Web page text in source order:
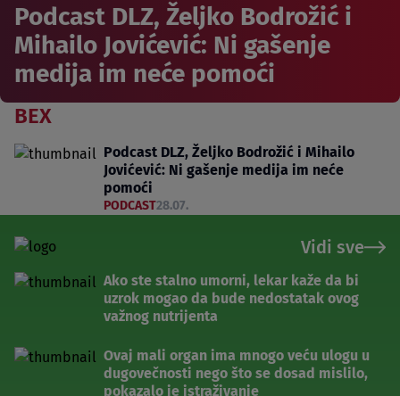
Podcast DLZ, Željko Bodrožić i
Mihailo Jovićević: Ni gašenje
medija im neće pomoći
BEX
Podcast DLZ, Željko Bodrožić i Mihailo
Jovićević: Ni gašenje medija im neće
pomoći
PODCAST28.07.
Vidi sve
Ako ste stalno umorni, lekar kaže da bi
uzrok mogao da bude nedostatak ovog
važnog nutrijenta
Ovaj mali organ ima mnogo veću ulogu u
dugovečnosti nego što se dosad mislilo,
pokazalo je istraživanje